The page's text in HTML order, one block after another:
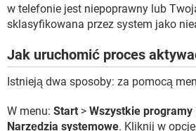
w telefonie jest niepoprawny lub
sklasyfikowana przez system jako
Jak uruchomić proces
Istnieją dwa sposoby: za pomocą
W menu: Start > Wszystkie programy
Narzędzia systemowe. Kliknij w opcję